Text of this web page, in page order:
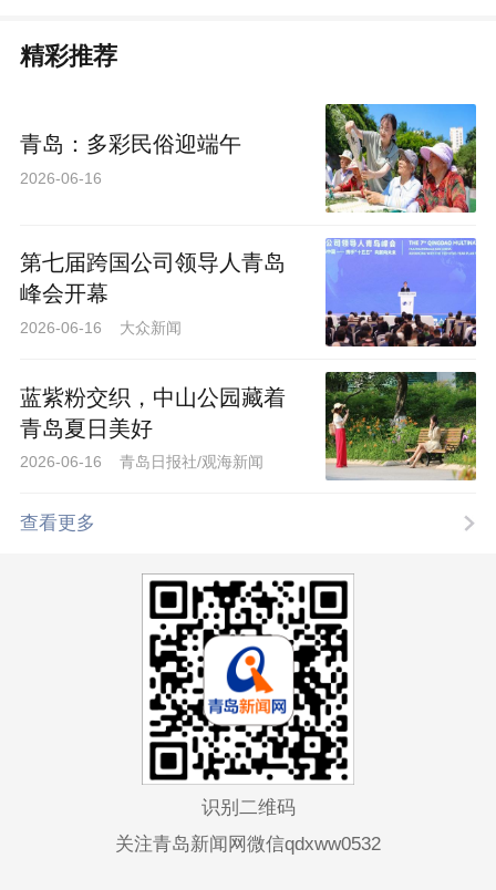
精彩推荐
青岛：多彩民俗迎端午
2026-06-16
第七届跨国公司领导人青岛
峰会开幕
2026-06-16 大众新闻
蓝紫粉交织，中山公园藏着
青岛夏日美好
2026-06-16 青岛日报社/观海新闻
查看更多
识别二维码
关注青岛新闻网微信qdxww0532